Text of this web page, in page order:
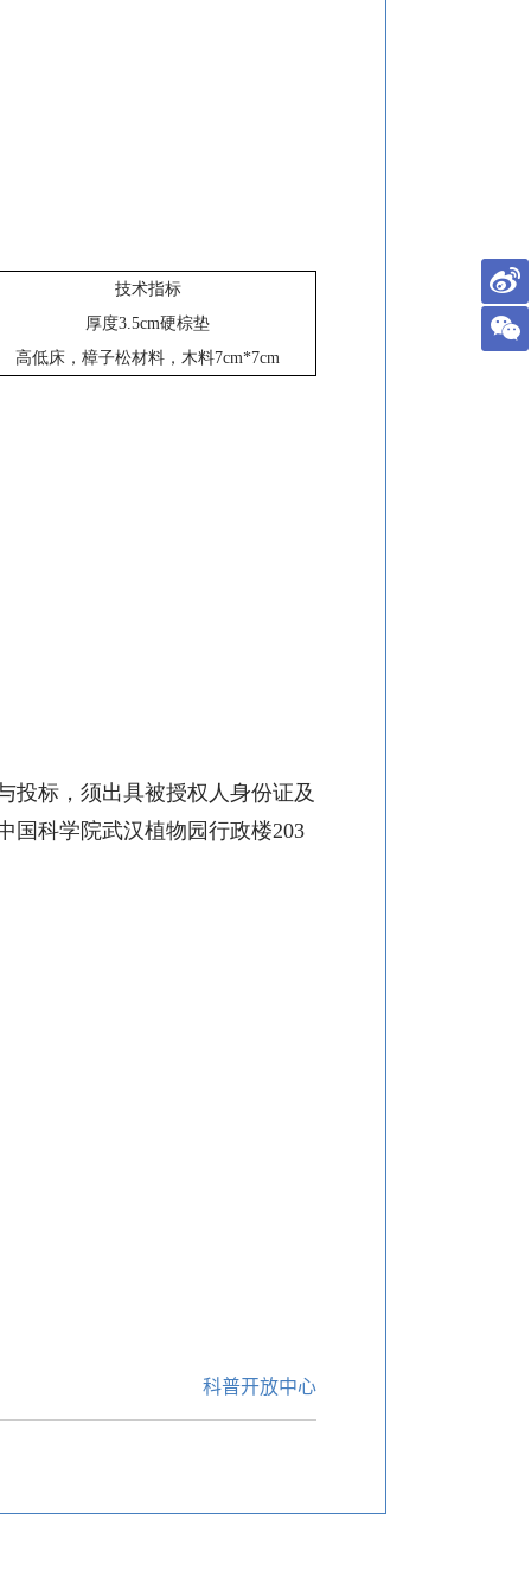
技术指标
厚度3.5cm硬棕垫
高低床，樟子松材料，木料7cm*7cm
投标，须出具被授权人身份证及
国科学院武汉植物园行政楼203
科普开放中心